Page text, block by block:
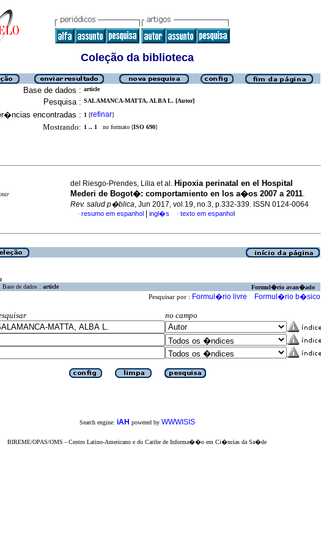
Coleção da biblioteca
Base de dados : article
Pesquisa : SALAMANCA-MATTA, ALBA L. [Autor]
encontradas : 1 [refinar]
Mostrando: 1 .. 1 no formato [ISO 690]
del Riesgo-Prendes, Lilia et al. Hipoxia perinatal en el Hospital
Mederi de Bogot�: comportamiento en los a�os 2007 a 2011.
Rev. salud p�blica, Jun 2017, vol.19, no.3, p.332-339. ISSN 0124-0064
· resumo em espanhol ingl�s · texto em espanhol
Base de dados : article Formul�rio avan�ado
Pesquisar por : Formul�rio livre Formul�rio b�sico
no campo
Search engine: iAH powered by WWWISIS
BIREME/OPAS/OMS - Centro Latino-Americano e do Caribe de Informa��o em Ci�ncias da Sa�de